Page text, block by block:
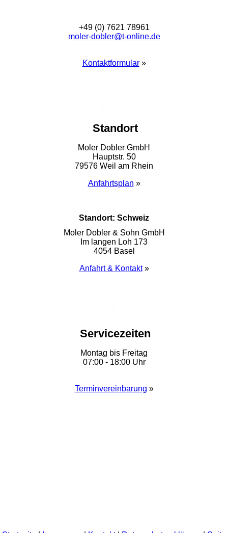
+49 (0) 7621 78961
moler-dobler@t-online.de
Kontaktformular»
Standort
Moler Dobler GmbH
Hauptstr. 50
79576 Weil am Rhein
Anfahrtsplan »
Standort: Schweiz
Moler Dobler & Sohn GmbH
Im langen Loh 173
4054 Basel
Anfahrt & Kontakt»
Servicezeiten
Montag bis Freitag
07:00 - 18:00 Uhr
Terminvereinbarung »